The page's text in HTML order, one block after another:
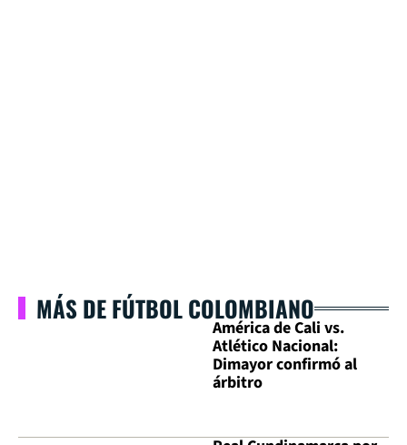
MÁS DE FÚTBOL COLOMBIANO
América de Cali vs.
Atlético Nacional:
Dimayor confirmó al
árbitro